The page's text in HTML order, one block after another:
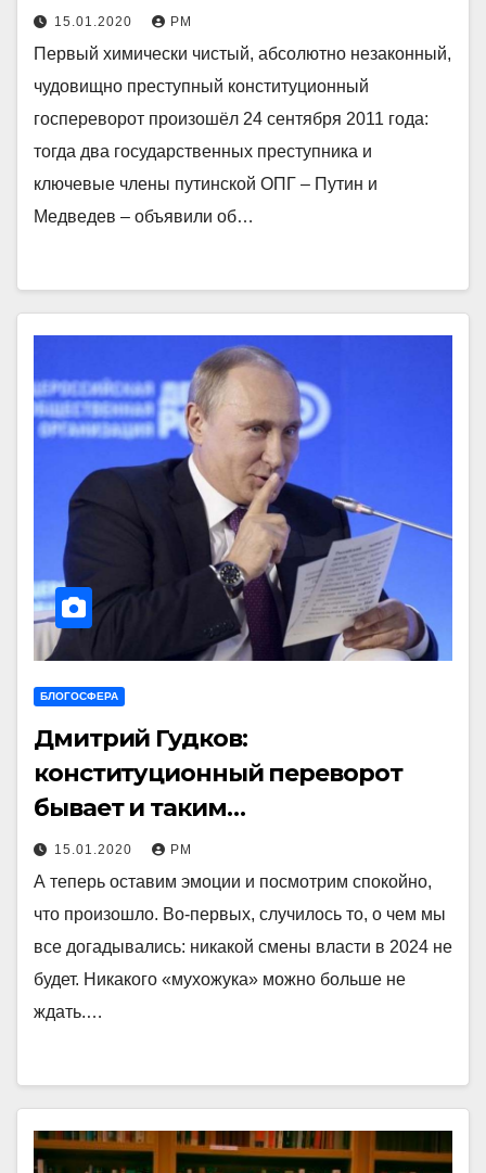
15.01.2020 РМ
Первый химически чистый, абсолютно незаконный,
чудовищно преступный конституционный
госпереворот произошёл 24 сентября 2011 года:
тогда два государственных преступника и
ключевые члены путинской ОПГ – Путин и
Медведев – объявили об…
БЛОГОСФЕРА
Дмитрий Гудков:
конституционный переворот
бывает и таким…
15.01.2020 РМ
А теперь оставим эмоции и посмотрим спокойно,
что произошло. Во-первых, случилось то, о чем мы
все догадывались: никакой смены власти в 2024 не
будет. Никакого «мухожука» можно больше не
ждать.…